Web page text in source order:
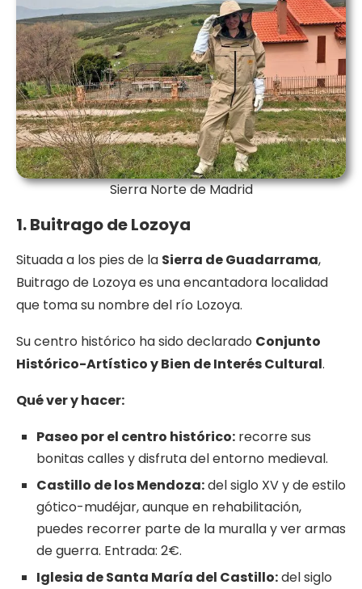
Sierra Norte de Madrid
1. Buitrago de Lozoya
Situada a los pies de la Sierra de Guadarrama,
Buitrago de Lozoya es una encantadora localidad
que toma su nombre del río Lozoya.
Su centro histórico ha sido declarado Conjunto
Histórico-Artístico y Bien de Interés Cultural.
Quéver yhacer:
Paseo por el centro histórico: recorre sus
bonitas calles y disfruta del entorno medieval.
Castillo de los Mendoza:del siglo XV y de estilo
gótico-mudéjar, aunque en rehabilitación,
puedes recorrer parte de la muralla y ver armas
de guerra. Entrada: 2€.
Iglesia de Santa María del Castillo:del siglo